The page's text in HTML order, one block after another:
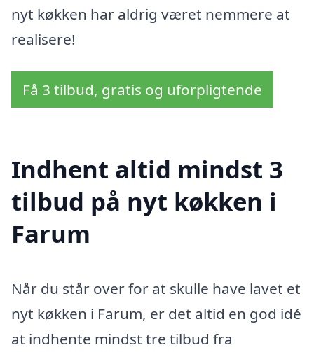
nyt køkken har aldrig været nemmere at
realisere!
Få 3 tilbud, gratis og uforpligtende
Indhent altid mindst 3
tilbud på nyt køkken i
Farum
Når du står over for at skulle have lavet et
nyt køkken i Farum, er det altid en god idé
at indhente mindst tre tilbud fra